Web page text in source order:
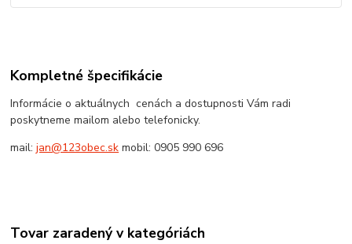
Kompletné špecifikácie
Informácie o aktuálnych cenách a dostupnosti Vám radi
poskytneme mailom alebo telefonicky.
mail:jan@123obec.sk mobil: 0905 990 696
Tovar zaradený v kategóriách